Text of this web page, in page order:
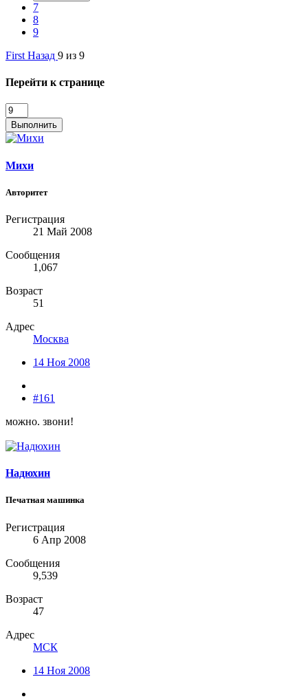
7
8
9
First Назад 9 из 9
Перейти к странице
Выполнить
Михи
Авторитет
Регистрация
21 Май 2008
Сообщения
1,067
Возраст
51
Адрес
Москва
14 Ноя 2008
#161
можно. звони!
Надюхин
Печатная машинка
Регистрация
6 Апр 2008
Сообщения
9,539
Возраст
47
Адрес
МСК
14 Ноя 2008